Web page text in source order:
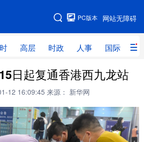
网站无障碍
PC版本
高层 时政 人事 国际 财
网站地图
高层 时政 人事
财经 网评
客智库 全球连线 教育
科创 量子 体育
日起复通香港西九龙站
12 16:09:45 来源： 新华网